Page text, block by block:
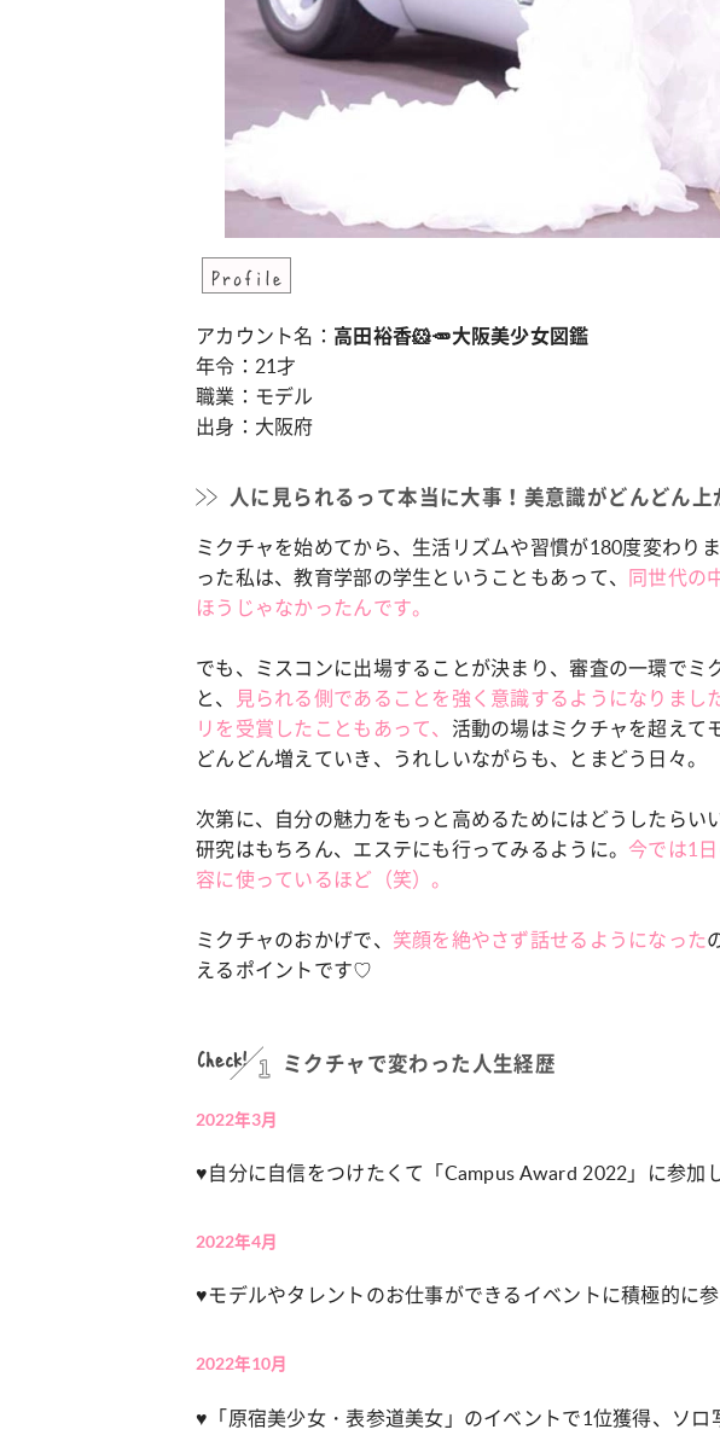
Profile
アカウント名： 高田裕香🐹🥕大阪美少女図鑑
年令：21才
職業：モデル
出身：大阪府
人に見られるって本当に大事！美意識がどんどん上
ミクチャを始めてから、生活リズムや習慣が180度変わり
った私は、教育学部の学生ということもあって、 同世代の
ほうじゃなかったんです。
でも、ミスコンに出場することが決まり、審査の一環でミ
と、
見られる側であることを強く意識するようになりまし
リを受賞したこともあって、 活動の場はミクチャを超えて
どんどん増えていき、うれしいながらも、とまどう日々。
次第に、自分の魅力をもっと高めるためにはどうしたらい
研究はもちろん、エステにも行ってみるように。 今では1
容に使っているほど（笑）。
ミクチャのおかげで、 笑顔を絶やさず話せるようになった
えるポイントです♡
Check! 1 ミクチャで変わった人生経歴
2022年3月
♥自分に自信をつけたくて「Campus Award 2022」に参加
2022年4月
♥モデルやタレントのお仕事ができるイベントに積極的に
2022年10月
♥ 「原宿美少女・表参道美女」のイベントで1位獲得、ソロ
れ女子が夢中な「ヌン活」の楽しみ方
【12星座別】今月の恋愛運♡ 7
8月20日の運勢は？